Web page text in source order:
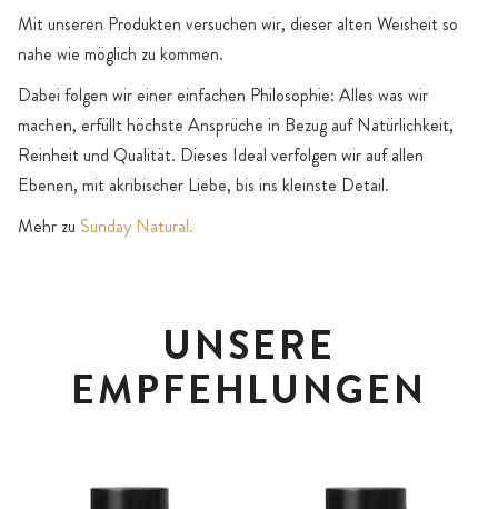
Mit unseren Produkten versuchen wir, dieser alten Weisheit so
nahe wie möglich zu kommen.
Dabei folgen wir einer einfachen Philosophie: Alles was wir
machen, erfüllt höchste Ansprüche in Bezug auf Natürlichkeit,
Reinheit und Qualität. Dieses Ideal verfolgen wir auf allen
Ebenen, mit akribischer Liebe, bis ins kleinste Detail.
Mehr zu Sunday Natural.
UNSERE
EMPFEHLUNGEN